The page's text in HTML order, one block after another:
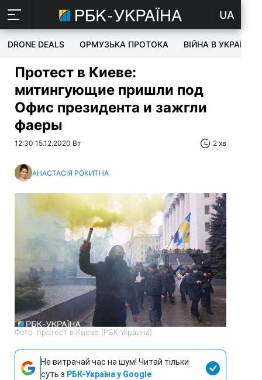
UA
DRONE DEALS ОРМУЗЬКА ПРОТОКА ВІЙНА В УКРАЇНІ
Протест в Киеве:
митингующие пришли под
Офис президента и зажгли
фаеры
12:30 15.12.2020 Вт 2 хв
АНАСТАСІЯ РОКИТНА
Фото: протест в Киеве (РБК-Украина)
Не витрачай час на шум! Читай тільки
суть з РБК-Україна у Google